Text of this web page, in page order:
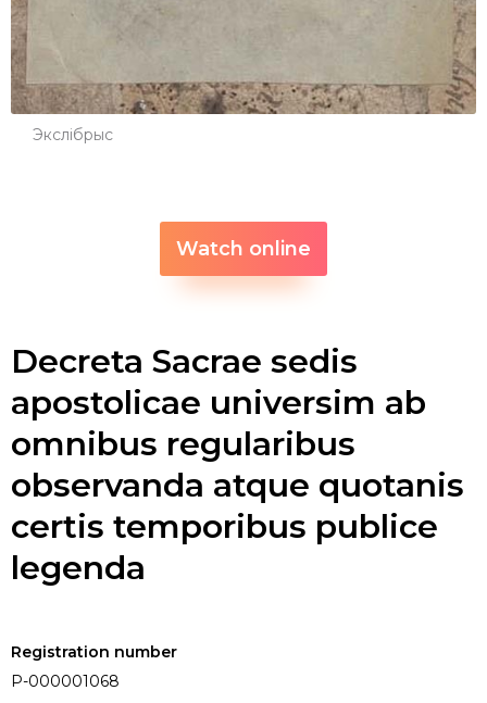
Экслібрыс
Watch online
Decreta Sacrae sedis
apostolicae universim ab
omnibus regularibus
observanda atque quotanis
certis temporibus publice
legenda
Registration number
P-000001068